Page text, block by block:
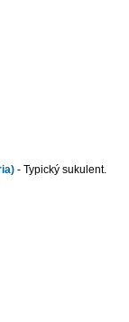
- Typický sukulent.